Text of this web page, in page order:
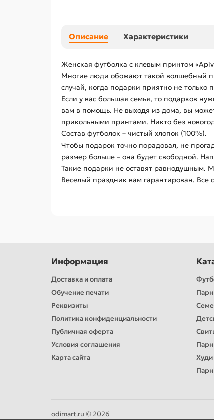
Описание Характеристики
Женская футболка с клевым принтом
Многие люди обожают такой волшебный
случай, когда подарки приятно не
Если у вас большая семья, то подарков
вам в помощь. Не выходя из дома, вы
прикольными принтами. Никто без
Состав футболок – чистый хлопок (100%).
Чтобы подарок точно порадовал, не
размер больше – она будет свободной.
Такие подарки не оставят равнодушным.
Веселый праздник вам гарантирован. Все
Информация
Доставка и оплата
Обучение печати
Реквизиты
Политика конфиденциальности
Публичная оферта
Условия соглашения
Карта сайта
Худи
odimart.ru © 2026